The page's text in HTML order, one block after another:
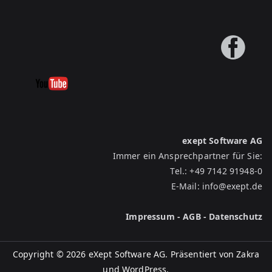
exept Software AG
Immer ein Ansprechpartner für Sie:
Tel.:+49 7142 91948-0
E-Mail: info@exept.de
Impressum -AGB- Datenschutz
Copyright © 2026 eXept Software AG. Präsentiert vonZakra
und WordPress.